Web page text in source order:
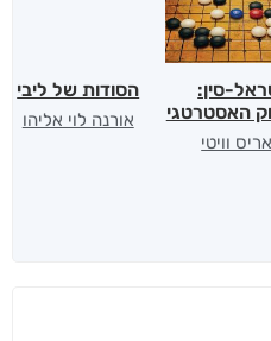
סין:
האסטרטגי
וויטי
הסודות של ליבי
אורנה לוי אליהו